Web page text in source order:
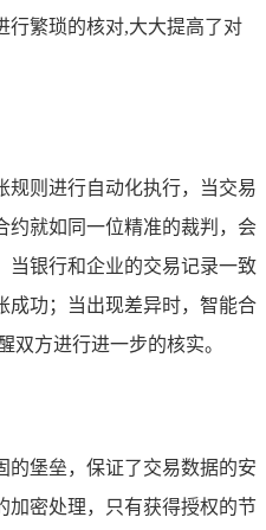
行繁琐的核对,大大提高了对
规则进行自动化执行，当交易
约就如同一位精准的裁判，会
当银行和企业的交易记录一致
成功；当出现差异时，智能合
双方进行进一步的核实。
的堡垒，保证了交易数据的安
加密处理，只有获得授权的节